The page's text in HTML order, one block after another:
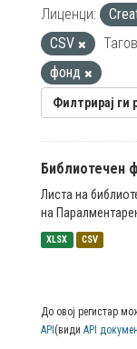
Лиценци:
CSV
фонд
Филтрирај ги
Библиотечен
Листа на
на
XLSX CSV
До овој регистар
API (види API